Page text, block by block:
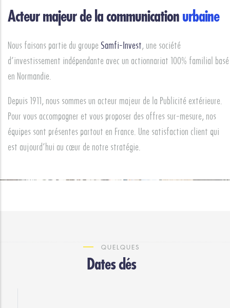
Acteur majeur de la communicationurbaine
Nous faisons partie du groupe Samfi-Invest, une société
d’investissement indépendante avec un actionnariat 100% familial basé
en Normandie.
Depuis 1911, nous sommes un acteur majeur de la Publicité extérieure.
Pour vous accompagner et vous proposer des offres sur-mesure, nos
équipes sont présentes partout en France. Une satisfaction client qui
est aujourd’hui au cœur de notre stratégie.
QUELQUES
Dates clés